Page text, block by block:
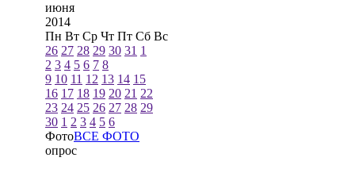
июня
2014
Пн Вт Ср Чт Пт Сб Вс
26 27 28 29 30 31 1
2 3 4 5 6 7 8
9 10 11 12 13 14 15
16 17 18 19 20 21 22
23 24 25 26 27 28 29
30 1 2 3 4 5 6
ФотоВСЕ ФОТО
опрос